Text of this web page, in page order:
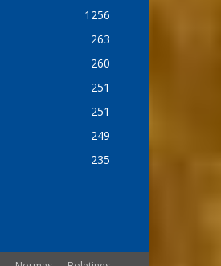
1256
263
260
251
251
249
235